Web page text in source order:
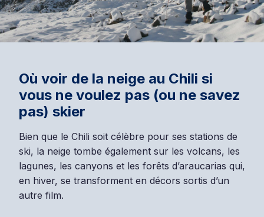
Où voir de la neige au Chili si
vous ne voulez pas (ou ne savez
pas) skier
Bien que le Chili soit célèbre pour ses stations de
ski, la neige tombe également sur les volcans, les
lagunes, les canyons et les forêts d’araucarias qui,
en hiver, se transforment en décors sortis d’un
autre film.